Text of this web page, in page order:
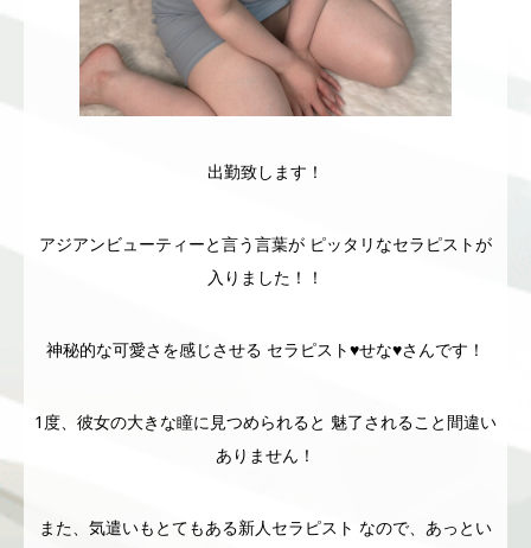
出勤致します！
アジアンビューティーと言う言葉が ピッタリなセラピストが
入りました！！
神秘的な可愛さを感じさせる セラピスト♥️せな♥️さんです！
1度、彼女の大きな瞳に見つめられると 魅了されること間違い
ありません！
また、気遣いもとてもある新人セラピスト なので、あっとい